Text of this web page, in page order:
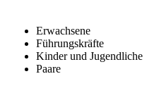
Erwachsene
Führungskräfte
Kinder und Jugendliche
Paare